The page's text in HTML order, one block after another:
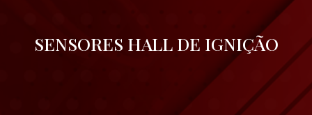
SENSORES HALL DE IGNIÇÃO